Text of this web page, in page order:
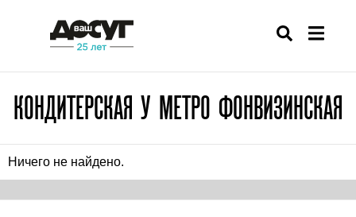
КОНДИТЕРСКАЯ У МЕТРО ФОНВИЗИНСКАЯ
Ничего не найдено.